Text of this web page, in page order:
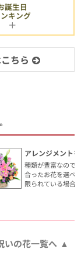
誕生日
キング
ちら
アレンジメント
種類が豊富なので
合ったお花を選べ
限られている場合
いの花一覧へ